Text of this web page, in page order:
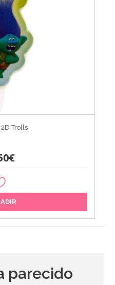
Trolls
parecido